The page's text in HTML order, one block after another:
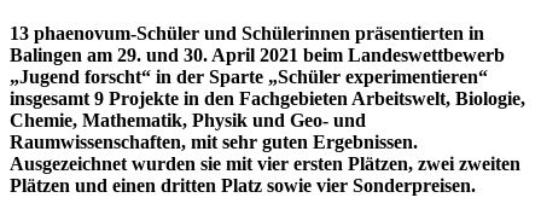
13 phaenovum-Schüler und Schülerinnen präsentierten in
Balingen am 29. und 30. April 2021 beim Landeswettbewerb
„Jugend forscht“ in der Sparte „Schüler experimentieren“
insgesamt 9 Projekte in den Fachgebieten Arbeitswelt, Biologie,
Chemie, Mathematik, Physik und Geo- und
Raumwissenschaften, mit sehr guten Ergebnissen.
Ausgezeichnet wurden sie mit vier ersten Plätzen, zwei zweiten
Plätzen und einen dritten Platz sowie vier Sonderpreisen.